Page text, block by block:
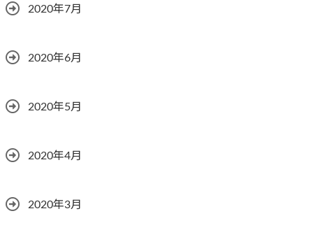
2020年7月
2020年6月
2020年5月
2020年4月
2020年3月